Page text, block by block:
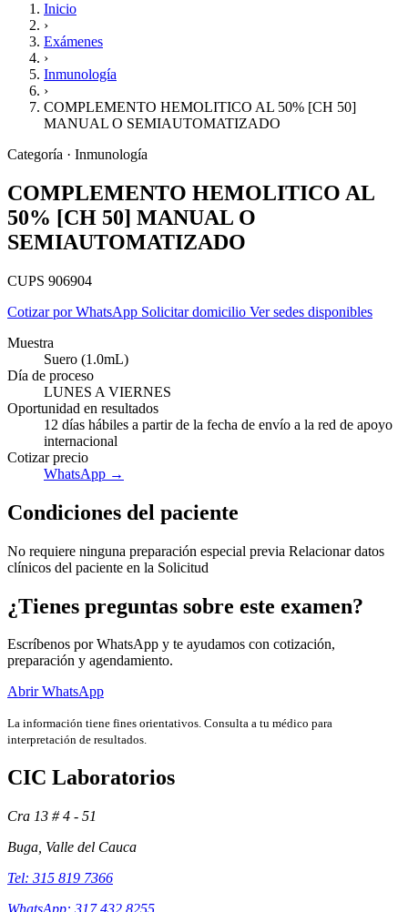
Servicios
Empresas
Exámenes
Inicio
›
Exámenes
›
Inmunología
›
COMPLEMENTO HEMOLITICO AL 50% [CH 50]
MANUAL O SEMIAUTOMATIZADO
Categoría · Inmunología
COMPLEMENTO HEMOLITICO AL
50% [CH 50] MANUAL O
SEMIAUTOMATIZADO
CUPS 906904
Cotizar por WhatsApp Solicitar domicilio Ver sedes disponibles
Muestra
Suero (1.0mL)
Día de proceso
LUNES A VIERNES
Oportunidad en resultados
12 días hábiles a partir de la fecha de envío a la red de apoyo
internacional
Cotizar precio
WhatsApp →
Condiciones del paciente
No requiere ninguna preparación especial previa Relacionar datos
clínicos del paciente en la Solicitud
¿Tienes preguntas sobre este examen?
Escríbenos por WhatsApp y te ayudamos con cotización,
preparación y agendamiento.
Abrir WhatsApp
La información tiene fines orientativos. Consulta a tu médico para
interpretación de resultados.
CIC Laboratorios
Cra 13 # 4 - 51
Buga, Valle del Cauca
Tel: 315 819 7366